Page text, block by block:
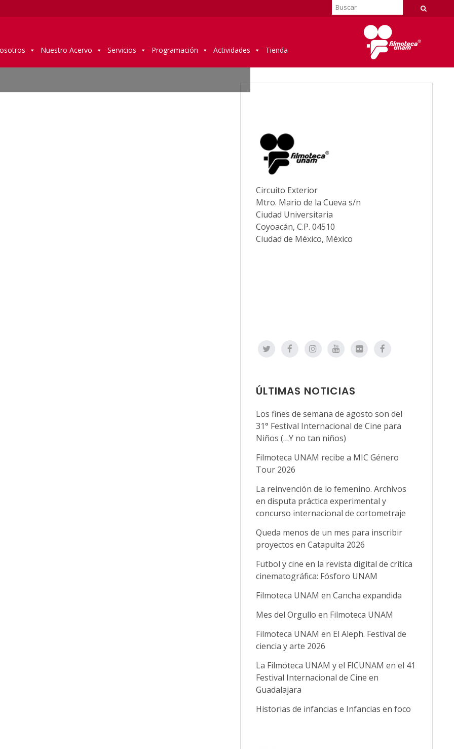
Nuestro Acervo Servicios Programación Actividades Tienda
Circuito Exterior
Mtro. Mario de la Cueva s/n
Ciudad Universitaria
Coyoacán, C.P. 04510
Ciudad de México, México
ÚLTIMAS NOTICIAS
Los fines de semana de agosto son del
31° Festival Internacional de Cine para
Niños (…Y no tan niños)
Filmoteca UNAM recibe a MIC Género
Tour 2026
La reinvención de lo femenino. Archivos
en disputa práctica experimental y
concurso internacional de cortometraje
Queda menos de un mes para inscribir
proyectos en Catapulta 2026
Futbol y cine en la revista digital de crítica
cinematográfica: Fósforo UNAM
Filmoteca UNAM en Cancha expandida
Mes del Orgullo en Filmoteca UNAM
Filmoteca UNAM en El Aleph. Festival de
ciencia y arte 2026
La Filmoteca UNAM y el FICUNAM en el 41
Festival Internacional de Cine en
Guadalajara
Historias de infancias e Infancias en foco